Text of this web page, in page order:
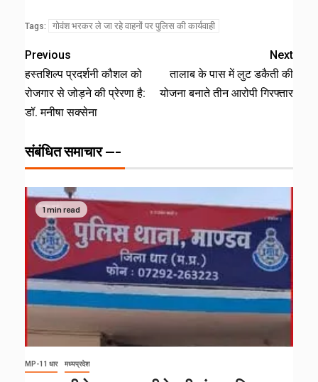
Tags: गोवंश भरकर ले जा रहे वाहनों पर पुलिस की कार्यवाही
Previous
हस्तशिल्प प्रदर्शनी कौशल को
रोजगार से जोड़ने की प्रेरणा है:
डॉ. मनीषा सक्सेना
Next
तालाब के पास में लुट डकैती की
योजना बनाते तीन आरोपी गिरफ्तार
संबंधित समाचार ---
1 min read
MP-11 धार मध्यप्रदेश